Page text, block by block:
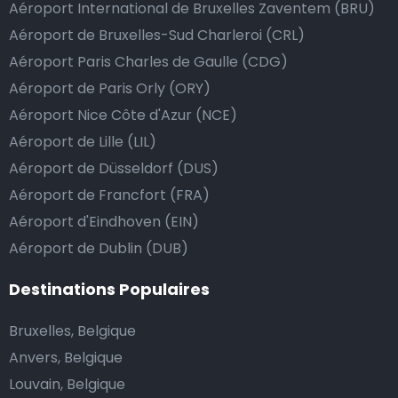
passe de la manière la plus sûre, confortable et
rapide possible. Si notre service répond ou même
dépasse vos attentes, vous avez bien sûr la possibilité
de donner un pourboire.
La manière la plus simple pour ce faire est d’arrondir
le prix de la course au montant supérieur, ou de dire
au chauffeur de ne pas rendre la monnaie après lui
avoir donné un billet plus élevé que le prix de la
course.
Combien coûte une navette d’aéroport à Vélez-
L’un des plus gros avantages des transports
d’aéroport proposés par Airport Taxis est un tarif fixe
Aéroport International de Bruxelles Zaventem (BRU)
Aéroport de Bruxelles-Sud Charleroi (CRL)
Aéroport Paris Charles de Gaulle (CDG)
Aéroport de Paris Orly (ORY)
Aéroport Nice Côte d'Azur (NCE)
Aéroport de Lille (LIL)
Aéroport de Düsseldorf (DUS)
Aéroport de Francfort (FRA)
Aéroport d'Eindhoven (EIN)
Aéroport de Dublin (DUB)
Destinations Populaires
Bruxelles, Belgique
Anvers, Belgique
Louvain, Belgique